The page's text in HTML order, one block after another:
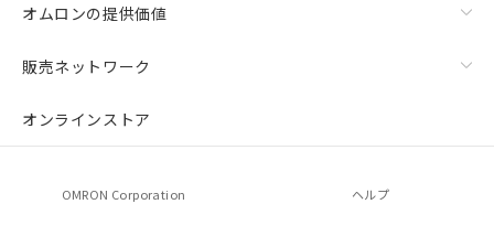
オムロンの提供価値
販売ネットワーク
オンラインストア
OMRON Corporation ヘルプ